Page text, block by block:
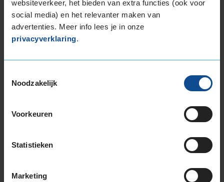
websiteverkeer, het bieden van extra functies (ook voor
social media) en het relevanter maken van
advertenties. Meer info lees je in onze
privacyverklaring.
Noodzakelijk
Voorkeuren
Statistieken
Marketing
215/55R17 98H EXTRALOAD
215/55R17 98V EXTRALOAD
215/60R17 96H
215/65R17 103V EXTRALOAD
215/65R17 99H
215/65R17 99V